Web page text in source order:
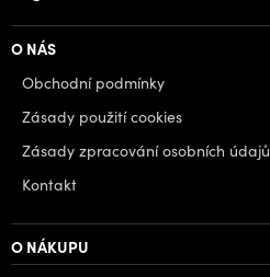
O NÁS
Obchodní podmínky
Zásady použití cookies
Zásady zpracování osobních údajů
Kontakt
O NÁKUPU